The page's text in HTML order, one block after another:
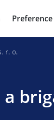
Preference
r. o.
a